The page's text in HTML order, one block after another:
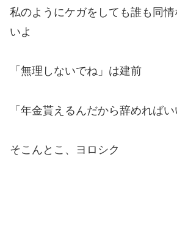
私のようにケガをしても誰も同
いよ
「無理しないでね」は建前
「年金貰えるんだから辞めれば
そこんとこ、ヨロシク